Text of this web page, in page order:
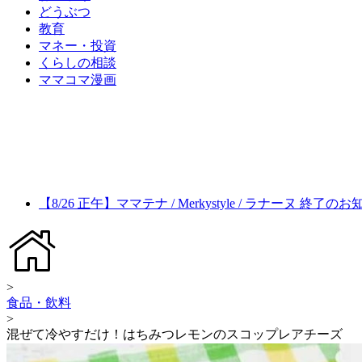
どうぶつ
教育
マネー・投資
くらしの相談
ママコマ漫画
【8/26 正午】ママテナ / Merkystyle / ラナーヌ 終了のお
>
食品・飲料
>
混ぜて冷やすだけ！はちみつレモンのスコップレアチーズ